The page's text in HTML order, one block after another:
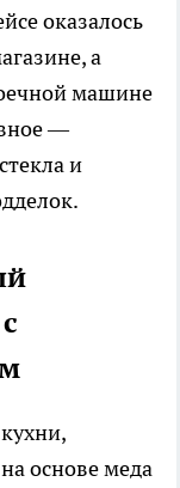
оказалось
а
машине
—
и
основе меда